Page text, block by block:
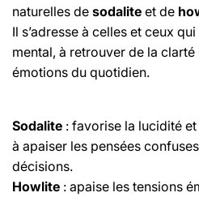
naturelles de sodalite et de
Il s’adresse à celles et ceux
mental, à retrouver de la
émotions du quotidien.
Sodalite : favorise la lucidité
à apaiser les pensées
décisions.
Howlite : apaise les tensions